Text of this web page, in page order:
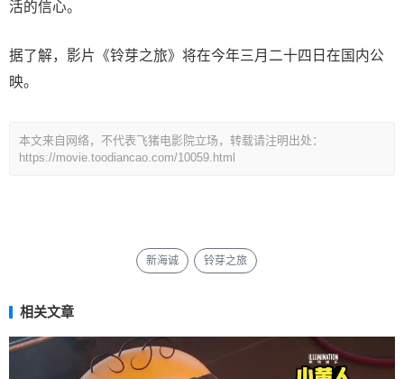
活的信心。
据了解，影片《铃芽之旅》将在今年三月二十四日在国内公
映。
本文来自网络，不代表飞猪电影院立场，转载请注明出处：
https://movie.toodiancao.com/10059.html
新海诚 铃芽之旅
相关文章